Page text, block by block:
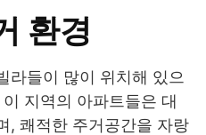
환경
라들이 많이 위치해 있으
지역의 아파트들은 대
, 쾌적한 주거공간을 자랑